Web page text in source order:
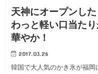
天神にオープンし
わっと軽い口当た
華やか！
2017.03.26
韓国で大人気のかき氷が福